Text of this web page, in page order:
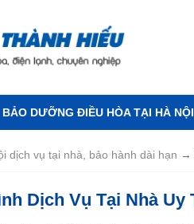
BẢO DƯỠNG ĐIỀU HÒA TẠI HÀ
dịch vụ tại nhà, bảo hành dài hạn →
Dịch Vụ Tại Nhà Uy